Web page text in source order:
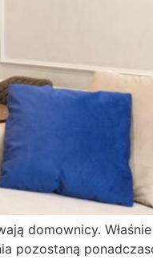
domownicy.
pozostaną